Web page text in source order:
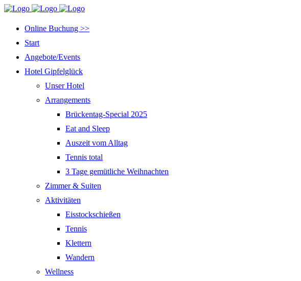
Online Buchung >>
Start
Angebote/Events
Hotel Gipfelglück
Unser Hotel
Arrangements
Brückentag-Special 2025
Eat and Sleep
Auszeit vom Alltag
Tennis total
3 Tage gemütliche Weihnachten
Zimmer & Suiten
Aktivitäten
Eisstockschießen
Tennis
Klettern
Wandern
Wellness